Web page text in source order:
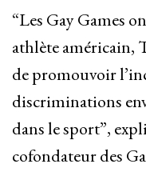
“Les Gay Games
athlète américain,
de promouvoir
discriminations
dans le sport”,
cofondateur des